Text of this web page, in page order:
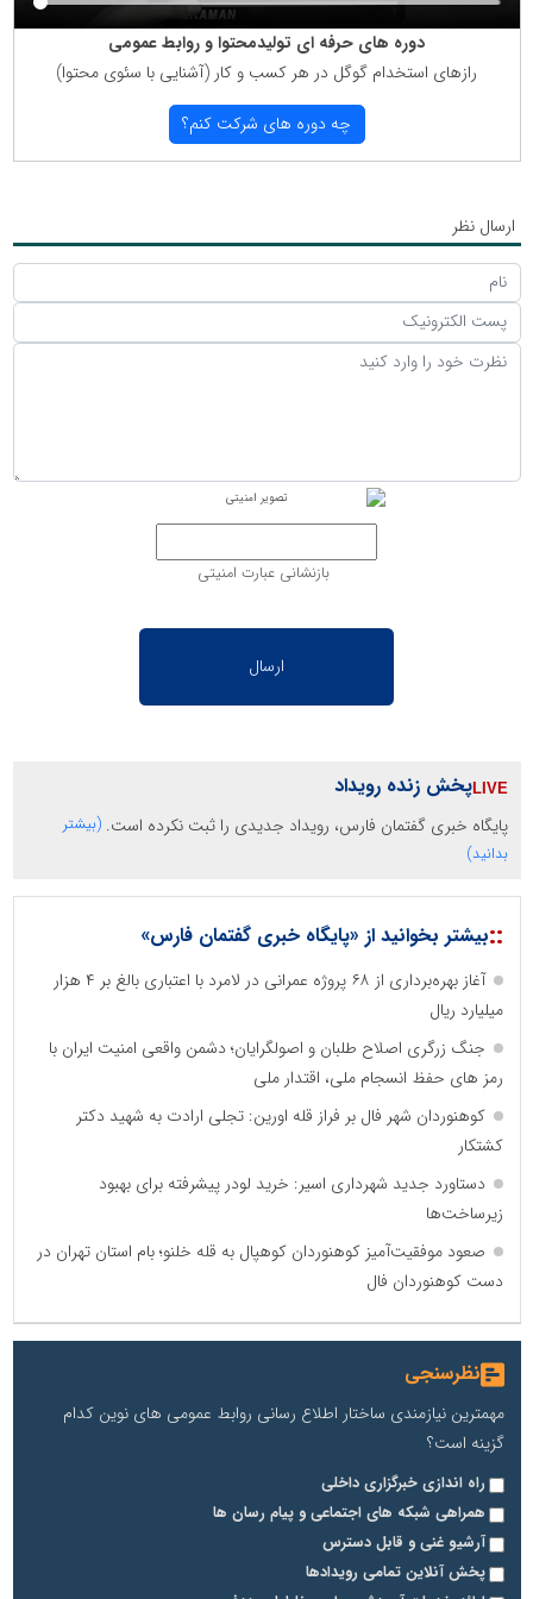
دوره های حرفه ای تولیدمحتوا و روابط عمومی
رازهای استخدام گوگل در هر كسب و كار (آشنایی با سئوی محتوا)
چه دوره های شركت كنم؟
ارسال نظر
بازنشانی عبارت امنیتی
پخش زنده رویداد
پایگاه خبری گفتمان فارس، رویداد جدیدی را ثبت نکرده است. (بیشتر
بدانید)
::بیشتر بخوانید از «پایگاه خبری گفتمان فارس»
آغاز بهره‌برداری از ۶۸ پروژه عمرانی در لامرد با اعتباری بالغ بر ۴ هزار
میلیارد ریال
جنگ زرگری اصلاح طلبان و اصولگرایان؛ دشمن واقعی امنیت ایران با
رمز های حفظ انسجام ملی، اقتدار ملی
کوهنوردان شهر فال بر فراز قله اورین: تجلی ارادت به شهید دکتر
کشتکار
دستاورد جدید شهرداری اسیر: خرید لودر پیشرفته برای بهبود
زیرساخت‌ها
صعود موفقیت‌آمیز کوهنوردان کوهپال به قله خلنو؛ بام استان تهران در
دست کوهنوردان فال
نظرسنجی
مهمترین نیازمندی ساختار اطلاع رسانی روابط عمومی های نوین کدام
گزینه است؟
راه اندازی خبرگزاری داخلی
همراهی شبکه های اجتماعی و پیام رسان ها
آرشیو غنی و قابل دسترس
پخش آنلاین تمامی رویدادها